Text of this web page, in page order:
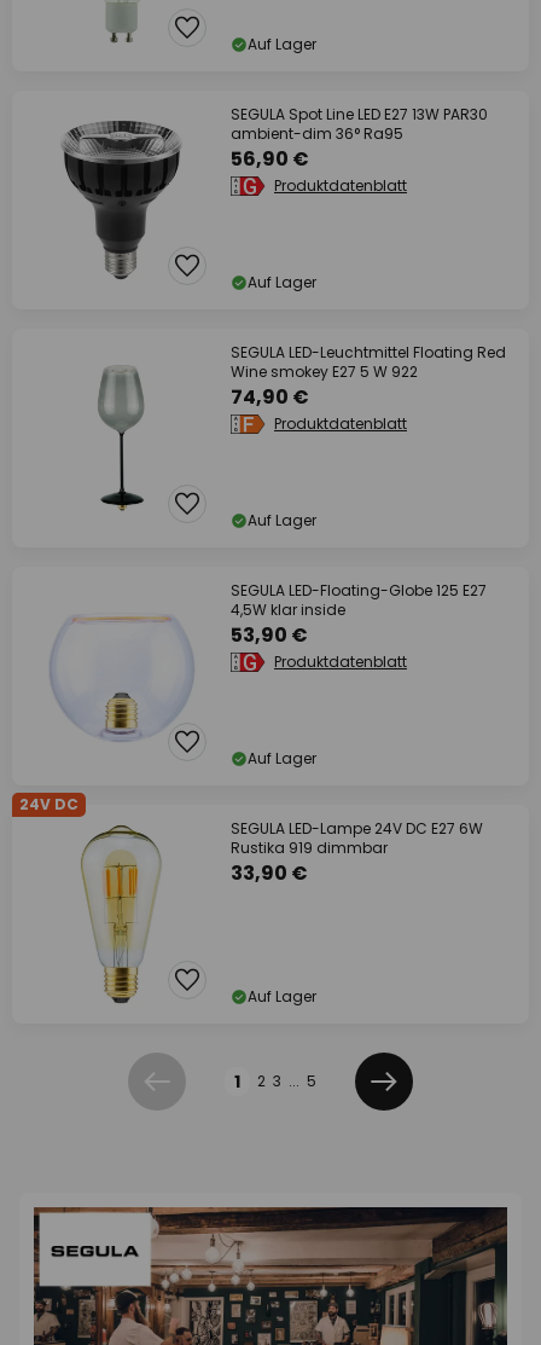
Auf Lager
SEGULA Spot Line LED E27 13W PAR30
ambient-dim 36° Ra95
56,90 €
Produktdatenblatt
Auf Lager
SEGULA LED-Leuchtmittel Floating Red
Wine smokey E27 5 W 922
74,90 €
Produktdatenblatt
Auf Lager
SEGULA LED-Floating-Globe 125 E27
4,5W klar inside
53,90 €
Produktdatenblatt
Auf Lager
24V DC
SEGULA LED-Lampe 24V DC E27 6W
Rustika 919 dimmbar
33,90 €
Auf Lager
Zurück 1 2 3 ... 5
Weiter